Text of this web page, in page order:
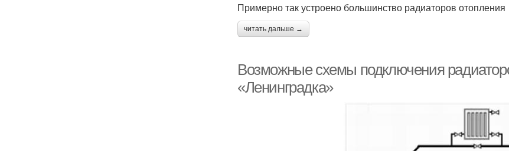
Примерно так устроено большинство радиаторов отопления
читать дальше →
Возможные схемы подключения
«Ленинградка»